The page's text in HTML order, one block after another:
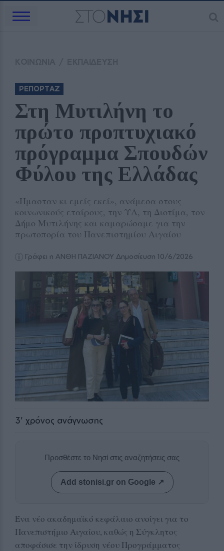
ΡΕΠΟΡΤΑΖ
Στη Μυτιλήνη το
πρώτο προπτυχιακό
πρόγραμμα Σπουδών
Φύλου της Ελλάδας
«Ημασταν κι εμείς εκεί», ανάμεσα στους
κοινωνικούς εταίρους, την ΥΑ, τη Διοτίμα, τον
Δήμο Μυτιλήνης και καμαρώσαμε για την
πρωτοπορία του Πανεπιστημίου Αιγαίου
Γράφει η ΑΝΘΗ ΠΑΖΙΑΝΟΥ Δημοσίευση 10/6/2026
3' χρόνος ανάγνωσης
Προσθέστε το Νησί στις αναζητήσεις σας
Add stonisi.gr on Google ↗
Ένα νέο ακαδημαϊκό κεφάλαιο ανοίγει για το
Πανεπιστήμιο Αιγαίου, καθώς η Σύγκλητος
αποφάσισε την ίδρυση νέου Προγράμματος